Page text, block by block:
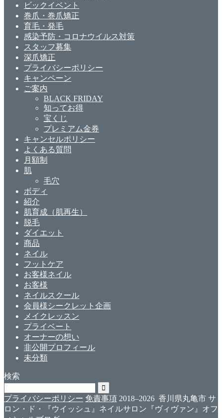
ビックイベント
巻爪・巻爪矯正
育毛・発毛
感染予防・コロナウイルス対策
スタッフ募集
深爪矯正
プライバシーポリシー
キャンペーン
ご案内
BLACK FRIDAY
知ってお得
宝くじ
プレミアム金券
キャンセルポリシー
よくある質問
月額制
肌
毛穴
ボディ
紹介
肌育成（肌再生）
脱毛
ダイエット
商品
ネイル
フットケア
お客様ネイル
お客様
ネイルスクール
会員様シークレット企画
メイクレッスン
プライベート
オーナーの想い
非公開プロフィール
未分類
検索
プライバシーポリシー 免責事項 2018–2026 香川県丸亀市 サ
ロン・ド・『ウイッシュ』ネイルサロン『ヴィヴァン』オフ